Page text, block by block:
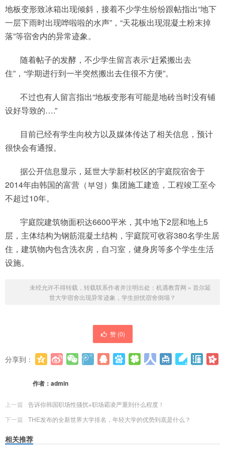
地板变形致冰箱出现倾斜，接着不少学生纷纷跟帖指出“地下
一层下雨时出现哗啦啦的水声”，“天花板出现混凝土粉末掉
落”等宿舍内的异常迹象。
随着帖子的发酵，不少学生留言表示“赶紧搬出去
住”，“学期进行到一半突然搬出去住很不方便”。
不过也有人留言指出“地板变形有可能是地砖当时没有铺
设好导致的….”
目前已经有学生向校方以及媒体传达了相关信息，预计
很快会有通报。
据公开信息显示，延世大学新村校区的宇庭院宿舍于
2014年由韩国的富营（부영）集团施工建造，工程竣工至今
不超过10年。
宇庭院建筑物面积达6600平米，其中地下2层和地上5
层，主体结构为钢筋混凝土结构，宇庭院可收容380名学生居
住，建筑物内包含洗衣房，自习室，健身房等多个学生生活
设施。
未经允许不得转载，转载联系作者并注明出处： 机遇教育网 » 首尔延
世大学宿舍出现异常迹象，学生担忧宿舍倒塌？
赞 (0)
分享到：
作者： admin
上一篇
告诉你韩国职场性骚扰+职场霸凌严重到什么程度！
下一篇
THE发布的全新世界大学排名，年轻大学的优势到底是什么？
相关推荐